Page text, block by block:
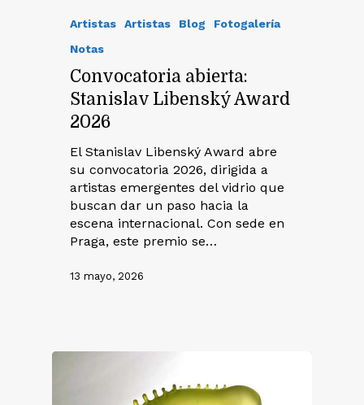
Artistas Artistas Blog
Fotogalería
Notas
Convocatoria abierta:
Stanislav Libenský Award
2026
El Stanislav Libenský Award abre
su convocatoria 2026, dirigida a
artistas emergentes del vidrio que
buscan dar un paso hacia la
escena internacional. Con sede en
Praga, este premio se…
13 mayo, 2026